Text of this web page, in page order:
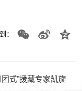
：
式”援藏专家凯旋